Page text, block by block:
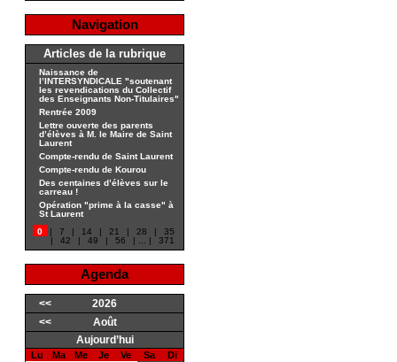
Navigation
Articles de la rubrique
Naissance de
l’INTERSYNDICALE "soutenant
les revendications du Collectif
des Enseignants Non-Titulaires"
Rentrée 2009
Lettre ouverte des parents
d’élèves à M. le Maire de Saint
Laurent
Compte-rendu de Saint Laurent
Compte-rendu de Kourou
Des centaines d’élèves sur le
carreau !
Opération "prime à la casse" à
St Laurent
0
| 7 | 14 | 21 | 28 |
35
|
42 | 49 | 56 | | 371
Agenda
<<
2026
<<
Août
Aujourd’hui
Lu Ma Me Je Ve Sa Di